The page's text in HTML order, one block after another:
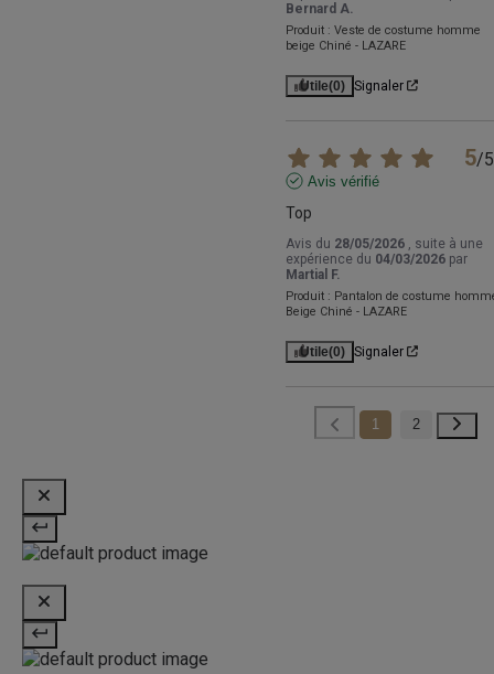
Bernard A.
Produit : Veste de costume homme
beige Chiné - LAZARE
Utile(0) Signaler
5/5
Avis vérifié
Top
Avis du 28/05/2026
, suite à une
expérience du 04/03/2026 par
Martial F.
Produit : Pantalon de costume
Beige Chiné - LAZARE
Utile(0) Signaler
1 2